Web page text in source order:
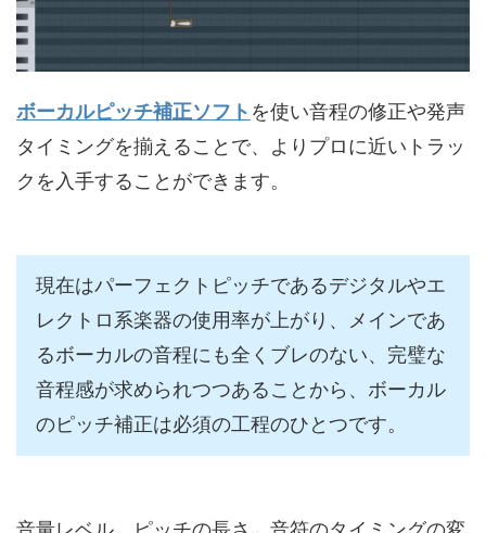
ボーカルピッチ補正ソフト を使い音程の修正や発声
タイミングを揃えることで、よりプロに近いトラッ
クを入手することができます。
現在はパーフェクトピッチであるデジタルやエ
レクトロ系楽器の使用率が上がり、メインであ
るボーカルの音程にも全くブレのない、完璧な
音程感が求められつつあることから、ボーカル
のピッチ補正は必須の工程のひとつです。